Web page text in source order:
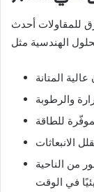
للمقاولات أحدث
من الناحية
في الوقت